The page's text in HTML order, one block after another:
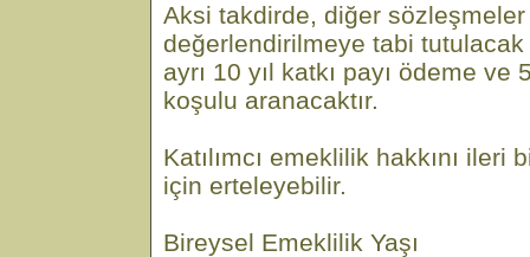
Aksi takdirde, diğer
değerlendirilmeye tabi tutulacak
ayrı 10 yıl katkı payı ödeme ve
koşulu aranacaktır.
Katılımcı emeklilik hakkını ileri
için erteleyebilir.
Bireysel Emeklilik Yaşı